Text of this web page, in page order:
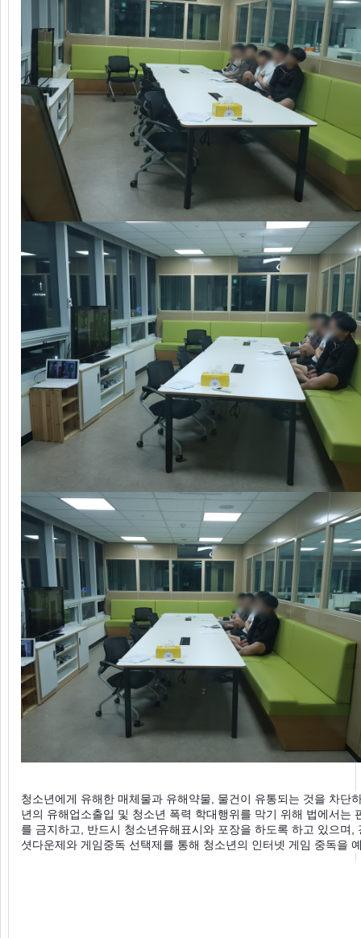
청소년에게 유해한 매체물과 유해약물, 물건이 유통되는 것을 차단
년의 유해업소출입 및 청소년 폭력 학대행위를 막기 위해 법에서는
를 금지하고, 반드시 청소년유해표시와 포장을 하도록 하고 있으며,
셧다운제와 게임중독 선택제를 통해 청소년의 인터넷 게임 중독을